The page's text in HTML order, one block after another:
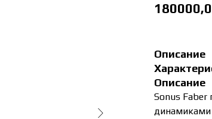
Описание
Описание
Sonus Faber
динамиками